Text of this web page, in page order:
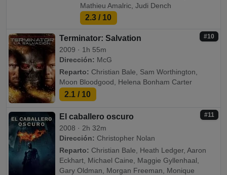
Mathieu Amalric, Judi Dench
2.3 / 10
#10
Terminator: Salvation
2009 · 1h 55m
Dirección: McG
Reparto: Christian Bale, Sam Worthington,
Moon Bloodgood, Helena Bonham Carter
2.1 / 10
#11
El caballero oscuro
2008 · 2h 32m
Dirección: Christopher Nolan
Reparto: Christian Bale, Heath Ledger, Aaron
Eckhart, Michael Caine, Maggie Gyllenhaal,
Gary Oldman, Morgan Freeman, Monique